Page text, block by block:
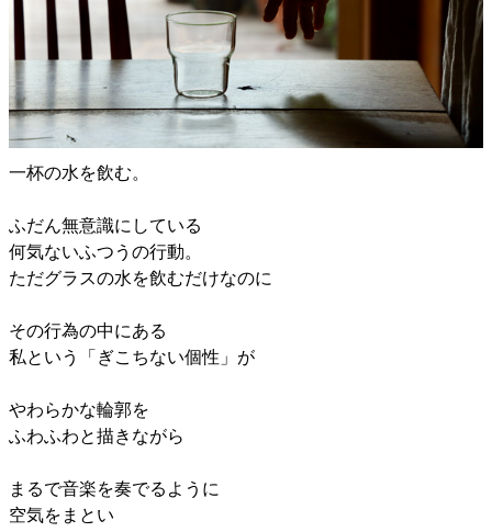
一杯の水を飲む。
ふだん無意識にしている
何気ないふつうの行動。
ただグラスの水を飲むだけなのに
その行為の中にある
私という「ぎこちない個性」が
やわらかな輪郭を
ふわふわと描きながら
まるで音楽を奏でるように
空気をまとい